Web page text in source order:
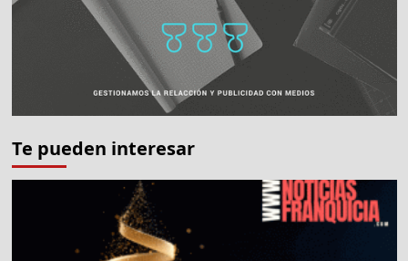
Te pueden interesar